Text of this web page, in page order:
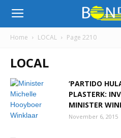
Bon
Dia
Aruba
Home LOCAL Page 2210
LOCAL
‘PARTIDO
PLASTERK:
MINISTER
November 6, 2015